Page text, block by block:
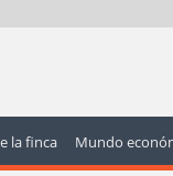
la finca Mundo